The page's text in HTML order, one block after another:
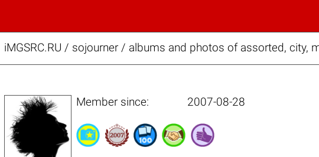
iMGSRC.RU / sojourner / albums and photos of assorted, city,
Member since: 2007-08-28